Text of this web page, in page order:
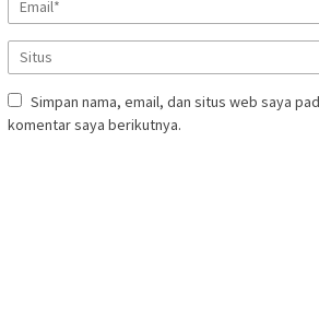
Simpan nama, email, dan situs web saya
komentar saya berikutnya.